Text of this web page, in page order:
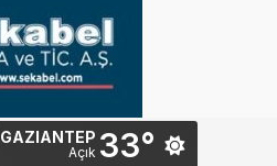
GAZIANTEP
Açık 33°